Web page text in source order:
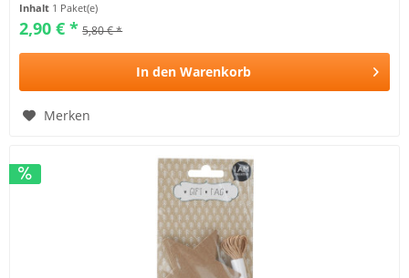
Inhalt 1 Paket(e)
2,90 € * 5,80 € *
In den Warenkorb
Merken